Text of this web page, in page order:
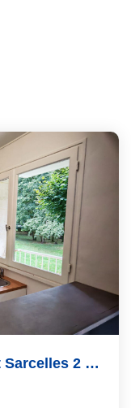
Sarcelles Village Appartement Sarcelles 2 Pièces 39 M2